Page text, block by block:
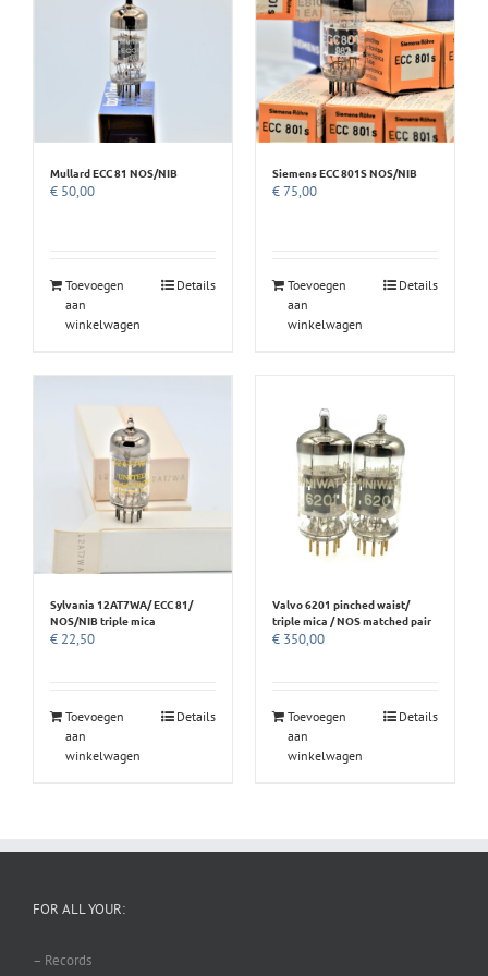
Mullard ECC 81 NOS/NIB
€ 50,00
Toevoegen
aan
winkelwagen
Details
Siemens ECC 801S NOS/NIB
€75,00
Toevoegen
aan
winkelwagen
Details
Sylvania 12AT7WA/ ECC 81/
NOS/NIB triple mica
€ 22,50
Toevoegen
aan
winkelwagen
Details
Valvo 6201 pinched waist/
triple mica / NOS matched pair
€ 350,00
Toevoegen
aan
winkelwagen
Details
FOR ALL YOUR:
– Records